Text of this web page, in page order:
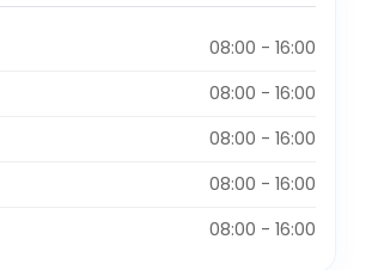
08:00 - 16:00
08:00 - 16:00
08:00 - 16:00
08:00 - 16:00
08:00 - 16:00